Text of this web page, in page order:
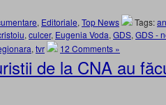
, Editoriale, Top News Tags:
, culcer, Eugenia Voda, GDS, GDS -
, tvr 12 Comments »
de la CNA au